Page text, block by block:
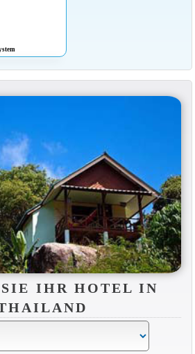
SIE IHR HOTEL IN